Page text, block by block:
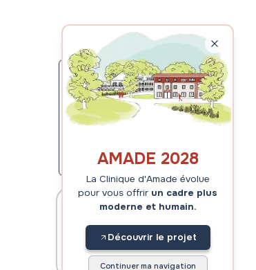
Hegaldia s'appuie sur le
Un site noté A
Plus propre que89%des autres sites
Hébergé sur un serveur
Respecteux duRGAA(accessibilité)
AMADE 2028
La Clinique d'Amade évolue
pour vous offrir un cadre plus
moderne et humain.
Découvrir le projet
Continuer ma navigation